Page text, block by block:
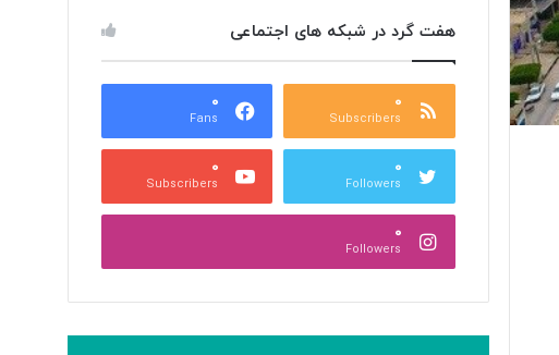
هفت گرد در شبکه های اجتماعی
۰
Subscribers
۰
Fans
۰
Followers
۰
Subscribers
۰
Followers